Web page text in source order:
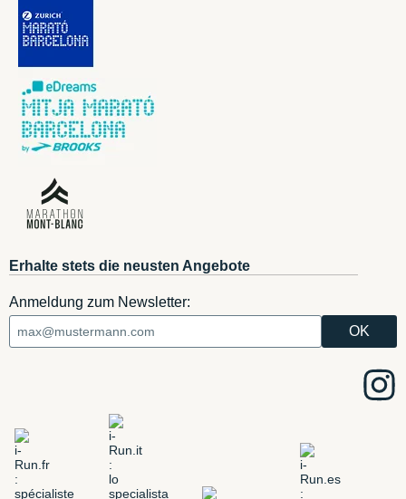
Erhalte stets die neusten Angebote
Anmeldung zum Newsletter: